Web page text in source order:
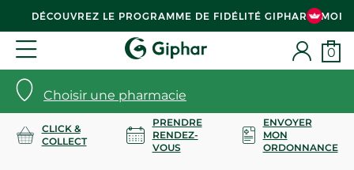
DÉCOUVREZ LE PROGRAMME DE FIDÉLITÉ GIPHAR & MOI
Choisir une pharmacie
0
CLICK &
COLLECT
PRENDRE
RENDEZ-
VOUS
ENVOYER
MON
ORDONNANCE